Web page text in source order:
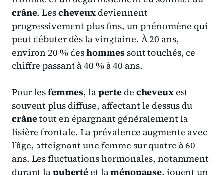
crâne. Lescheveuxdeviennent
progressivement plus fins, un phénomène qui
peut débuter dès la vingtaine. À 20 ans,
environ 20 % deshommes sont touchés, ce
chiffre passant à 40 % à 40 ans.
Pour lesfemmes, lapertede cheveuxest
souvent plus diffuse, affectant le dessus du
crânetout en épargnant généralement la
lisière frontale. La prévalence augmente avec
l’âge, atteignant une femme sur quatre à 60
ans. Les fluctuations hormonales, notamment
durant lapubertéet laménopause, jouent un